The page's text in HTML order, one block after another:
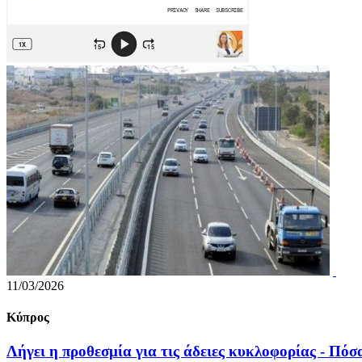
11/03/2026
Κύπρος
Λήγει η προθεσμία για τις άδειες κυκλοφορίας -